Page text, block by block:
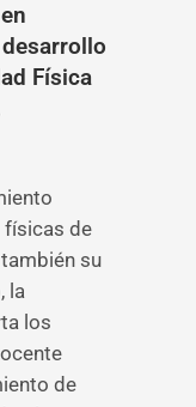
Física
físicas de
su
la
los
de